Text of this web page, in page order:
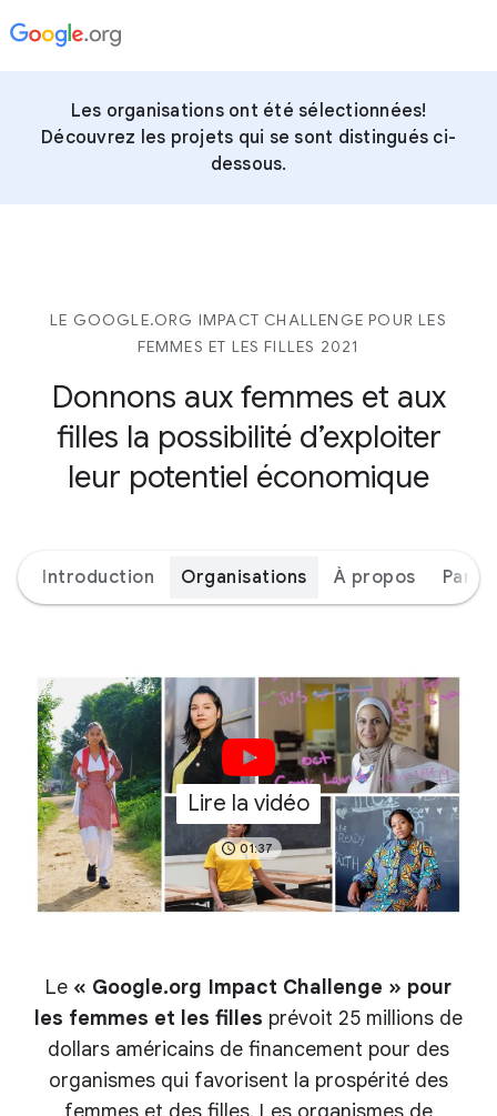
Les organisations ont été sélectionnées!
Découvrez les projets qui se sont distingués ci-
dessous.
LE GOOGLE.ORG IMPACT CHALLENGE POUR LES
FEMMES ET LES FILLES 2021
Donnons aux femmes et aux
filles la possibilité d’exploiter
leur potentiel économique
Introduction Organisations À propos
Lire la vidéo
01:37
Le « Google.org Impact Challenge » pour
les femmes et les filles prévoit 25 millions de
dollars américains de financement pour des
organismes qui favorisent la prospérité des